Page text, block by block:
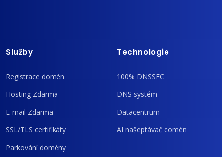
Služby
Registrace domén
Hosting Zdarma
E-mail Zdarma
SSL/TLS certifikáty
Parkování domény
Technologie
100% DNSSEC
DNS systém
Datacentrum
AI našeptávač domén